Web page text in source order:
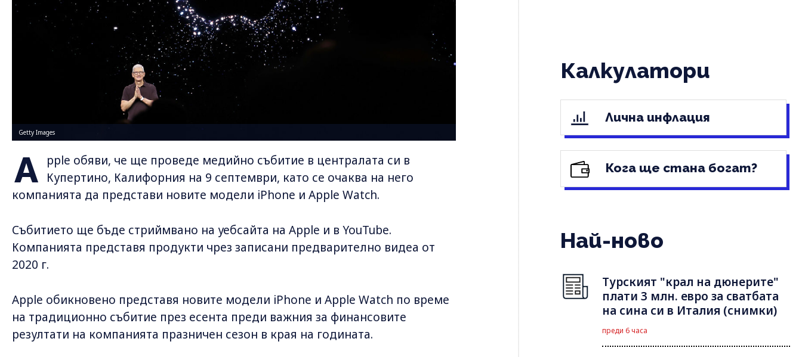
Getty Images
A
pple обяви, че ще проведе медийно събитие в централата си в
Купертино, Калифорния на 9 септември, като се очаква на него
компанията да представи новите модели iPhone и Apple Watch.
Събитието ще бъде стриймвано на уебсайта на Apple и в YouTube.
Компанията представя продукти чрез записани предварително видеа от
2020 г.
Apple обикновено представя новите модели iPhone и Apple Watch по време
на традиционно събитие през есента преди важния за финансовите
резултати на компанията празничен сезон в края на годината.
Калкулатори
Лична инфлация
Кога ще стана богат?
Най-ново
Турският "крал на дюнерите"
плати 3 млн. евро за сватбата
на сина си в Италия (снимки)
преди 6 часа